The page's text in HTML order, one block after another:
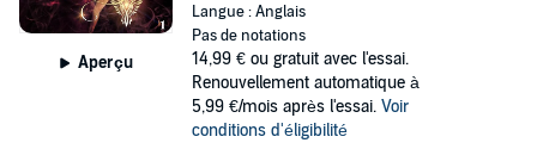
Aperçu
Langue : Anglais
Pas de notations
14,99 € ou gratuit avec l'essai.
Renouvellement automatique à
5,99 €/mois après l'essai. Voir
conditions d'éligibilité